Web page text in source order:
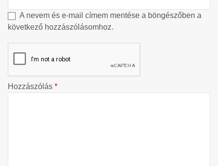
A nevem és e-mail címem mentése a böngészőben a
következő hozzászólásomhoz.
Hozzászólás *